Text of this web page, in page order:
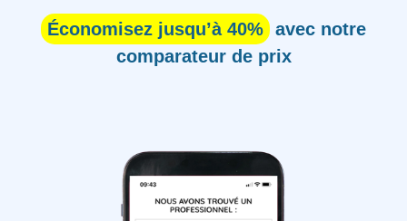
Économisez jusqu’à 40% avec notre
comparateur de prix